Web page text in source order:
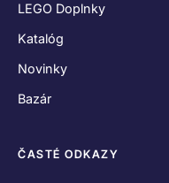
LEGO Doplnky
Katalóg
Novinky
Bazár
ČASTÉ ODKAZY